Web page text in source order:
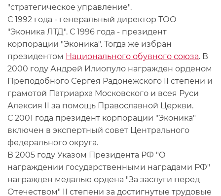
"стратегическое управление".
С 1992 года - генеральный директор ТОО
"Эконика ЛТД". С 1996 года - президент
корпорации "Эконика". Тогда же избран
президентом Национального обувного союза. В
2000 году Андрей Илиопуло награжден орденом
Преподобного Сергея Радонежского II степени и
грамотой Патриарха Московского и всея Руси
Алексия II за помощь Православной Церкви.
С 2001 года президент корпорации "Эконика"
включен в экспертный совет Центрального
федерального округа.
В 2005 году Указом Президента РФ "О
награждении государственными наградами РФ"
награжден медалью ордена "За заслуги перед
Отечеством" II степени за достигнутые трудовые